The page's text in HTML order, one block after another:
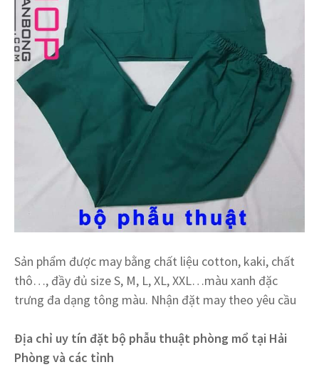
Sản phẩm được may bằng chất liệu cotton, kaki, chất
thô…, đầy đủ size S, M, L, XL, XXL…màu xanh đặc
trưng đa dạng tông màu. Nhận đặt may theo yêu cầu
Địa chỉ uy tín đặt bộ phẫu thuật phòng mổ tại Hải
Phòng và các tỉnh